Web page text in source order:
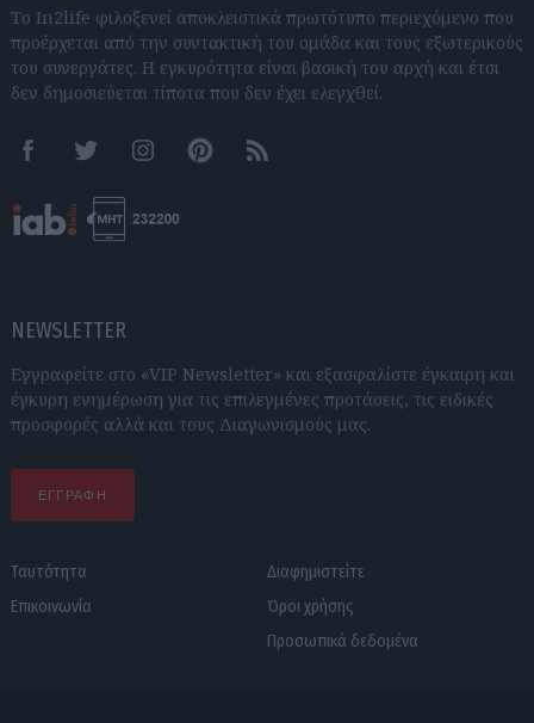
Το In2life φιλοξενεί αποκλειστικά πρωτότυπο περιεχόμενο που
προέρχεται από την συντακτική του ομάδα και τους εξωτερικούς
του συνεργάτες. Η εγκυρότητα είναι βασική του αρχή και έτσι
δεν δημοσιεύεται τίποτα που δεν έχει ελεγχθεί.
FacebookTwitter InstagramPinterestRSS feeds
NEWSLETTER
Εγγραφείτε στο «VIP Newsletter» και εξασφαλίστε έγκαιρη και
έγκυρη ενημέρωση για τις επιλεγμένες προτάσεις, τις ειδικές
προσφορές αλλά και τους Διαγωνισμούς μας.
ΕΓΓΡΑΦΗ
Ταυτότητα
Επικοινωνία
Διαφημιστείτε
Όροι χρήσης
Προσωπικά δεδομένα